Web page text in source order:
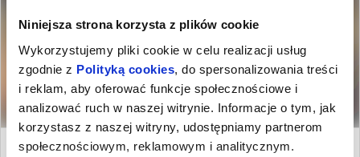
Niniejsza strona korzysta z plików cookie
Wykorzystujemy pliki cookie w celu realizacji usług
zgodnie z Polityką cookies , do spersonalizowania treści
i reklam, aby oferować funkcje społecznościowe i
analizować ruch w naszej witrynie. Informacje o tym, jak
korzystasz z naszej witryny, udostępniamy partnerom
społecznościowym, reklamowym i analitycznym.
SEN O MIEŚCIE